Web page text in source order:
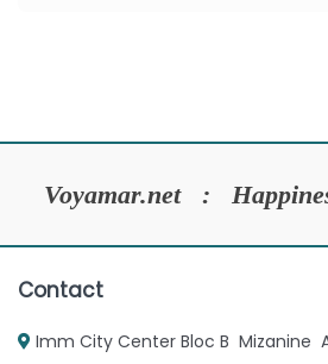
Voyamar.net :
Contact
Imm City Center Bloc B Mizanine